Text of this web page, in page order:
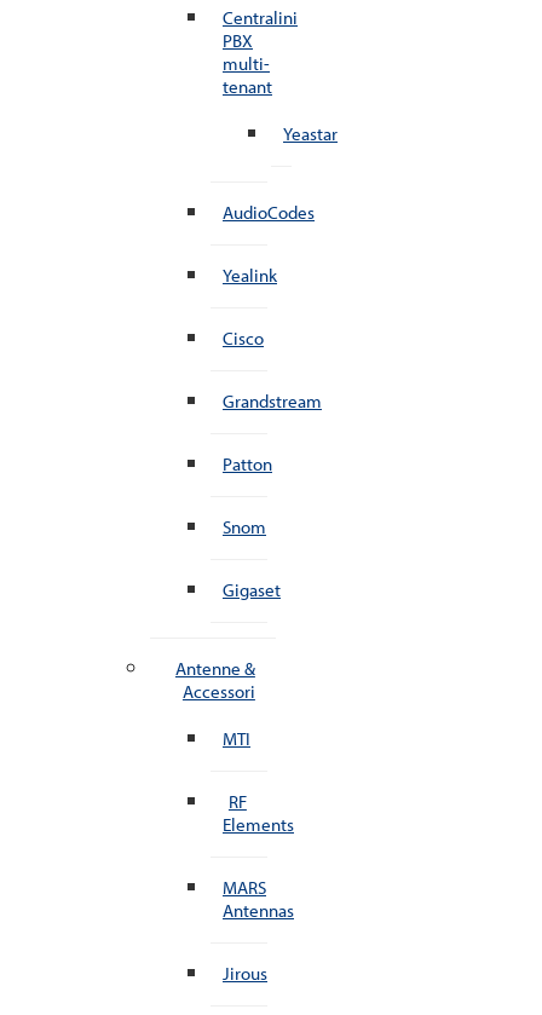
Centralini
PBX
multi-
tenant
Yeastar
AudioCodes
Yealink
Cisco
Grandstream
Patton
Snom
Gigaset
Antenne &
Accessori
MTI
RF
Elements
MARS
Antennas
Jirous